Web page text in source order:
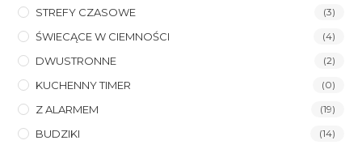
STREFY CZASOWE (3)
ŚWIECĄCE W CIEMNOŚCI (4)
DWUSTRONNE (2)
KUCHENNY TIMER (0)
Z ALARMEM (19)
BUDZIKI (14)